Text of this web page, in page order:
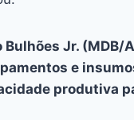
Bulhões Jr.
e
produtiva